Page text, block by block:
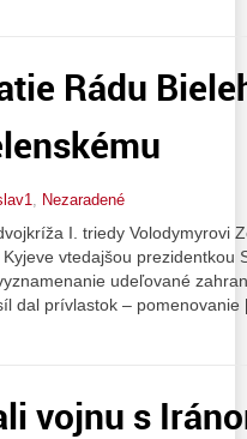
Rádu
Nezaradené
I. triedy Volodymyrovi
vtedajšou prezidentkou
udeľované
dal prívlastok –
vojnu s